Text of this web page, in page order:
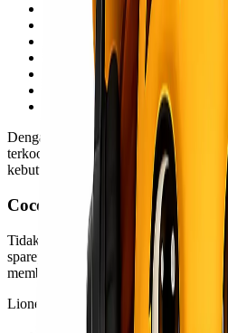
Air Freight (pengiriman udara)
Sea Freight
Port to Port
Door to Door
Trucking
Project Cargo
Heavy Cargo
Dengan dukungan jaringan
terkoordinasi, pengiriman dapat
kebutuhan bisnis skala kecil maupun
Cocok untuk Kebutuhan B2B
Tidak semua pengiriman memiliki
sparepart, alat proyek, mesin industri,
membutuhkan penanganan yang
Lionel Express mendukung